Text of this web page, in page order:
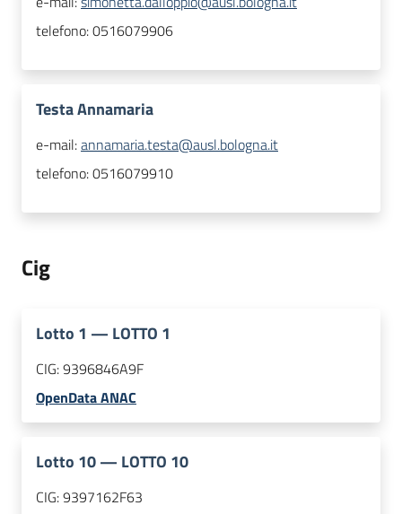
telefono:0516079906
Testa Annamaria
e-mail:annamaria.testa@ausl.bologna.it
telefono:0516079910
Cig
Lotto 1 — LOTTO 1
CIG:9396846A9F
OpenData ANAC
Lotto 10— LOTTO 10
CIG:9397162F63